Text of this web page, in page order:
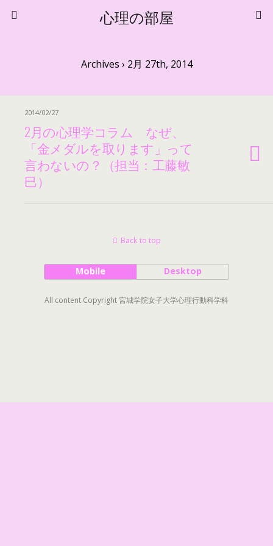
心理の部屋
Archives › 2月 27th, 2014
2014/02/27
2月の心理学コラム なぜ、
「金メダルを取ります」って
言わないの？（担当：工藤敏
巳）
Back to top
Mobile Desktop
All content Copyright 宮城学院女子大学心理行動科学科